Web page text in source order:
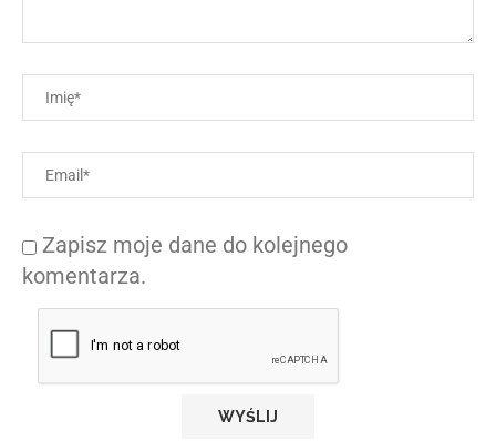
Zapisz moje dane do kolejnego
komentarza.